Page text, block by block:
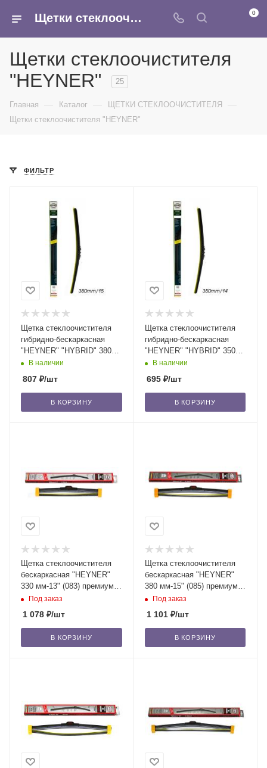
Щетки стеклоочистителя HEYNER - купить оптом в интернет-магазине Армина 0
Щетки стеклоочистителя
"HEYNER"
25
Главная — Каталог — ЩЕТКИ СТЕКЛООЧИСТИТЕЛЯ —
Щетки стеклоочистителя "HEYNER"
ФИЛЬТР
Щетка стеклоочистителя
гибридно-бескаркасная
"HEYNER" "HYBRID" 380
мм-15" (025) 1 шт. /10/50
В наличии
807 ₽/шт
В КОРЗИНУ
Щетка стеклоочистителя
гибридно-бескаркасная
"HEYNER" "HYBRID" 350
мм-14" (024) 1 шт. /10/50
В наличии
695₽/шт
В КОРЗИНУ
Щетка стеклоочистителя
бескаркасная "HEYNER"
330 мм-13" (083) премиум,
с доп. резинкой, 1 шт. /50
Под заказ
1 078 ₽/шт
В КОРЗИНУ
Щетка стеклоочистителя
бескаркасная "HEYNER"
380 мм-15" (085) премиум,
с доп. резинкой, 1 шт. /50
Под заказ
1 101₽/шт
В КОРЗИНУ